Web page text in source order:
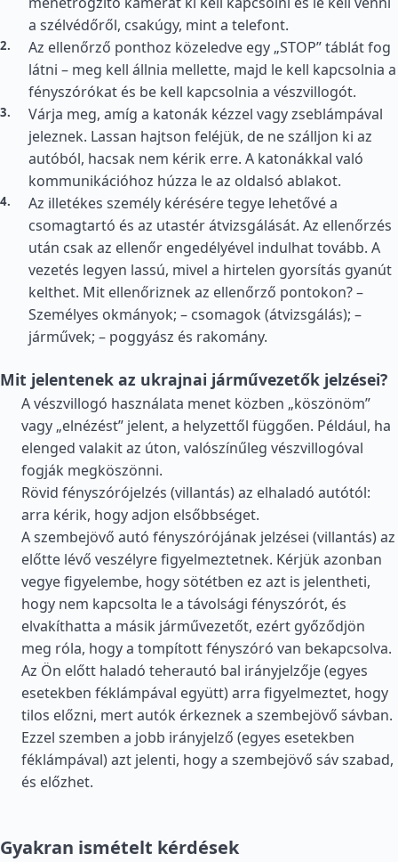
a szélvédőről, csakúgy, mint a telefont.
Az ellenőrző ponthoz közeledve egy „STOP” táblát fog
látni – meg kell állnia mellette, majd le kell kapcsolnia a
fényszórókat és be kell kapcsolnia a vészvillogót.
Várja meg, amíg a katonák kézzel vagy zseblámpával
jeleznek. Lassan hajtson feléjük, de ne szálljon ki az
autóból, hacsak nem kérik erre. A katonákkal való
kommunikációhoz húzza le az oldalsó ablakot.
Az illetékes személy kérésére tegye lehetővé a
csomagtartó és az utastér átvizsgálását. Az ellenőrzés
után csak az ellenőr engedélyével indulhat tovább. A
vezetés legyen lassú, mivel a hirtelen gyorsítás gyanút
kelthet. Mit ellenőriznek az ellenőrző pontokon? –
Személyes okmányok; – csomagok (átvizsgálás); –
járművek; – poggyász és rakomány.
Mit jelentenek az ukrajnai járművezetők jelzései?
A vészvillogó használata menet közben „köszönöm”
vagy „elnézést” jelent, a helyzettől függően. Például, ha
elenged valakit az úton, valószínűleg vészvillogóval
fogják megköszönni.
Rövid fényszórójelzés (villantás) az elhaladó autótól:
arra kérik, hogy adjon elsőbbséget.
A szembejövő autó fényszórójának jelzései (villantás) az
előtte lévő veszélyre figyelmeztetnek. Kérjük azonban
vegye figyelembe, hogy sötétben ez azt is jelentheti,
hogy nem kapcsolta le a távolsági fényszórót, és
elvakíthatta a másik járművezetőt, ezért győződjön
meg róla, hogy a tompított fényszóró van bekapcsolva.
Az Ön előtt haladó teherautó bal irányjelzője (egyes
esetekben féklámpával együtt) arra figyelmeztet, hogy
tilos előzni, mert autók érkeznek a szembejövő sávban.
Ezzel szemben a jobb irányjelző (egyes esetekben
féklámpával) azt jelenti, hogy a szembejövő sáv szabad,
és előzhet.
Gyakran ismételt kérdések